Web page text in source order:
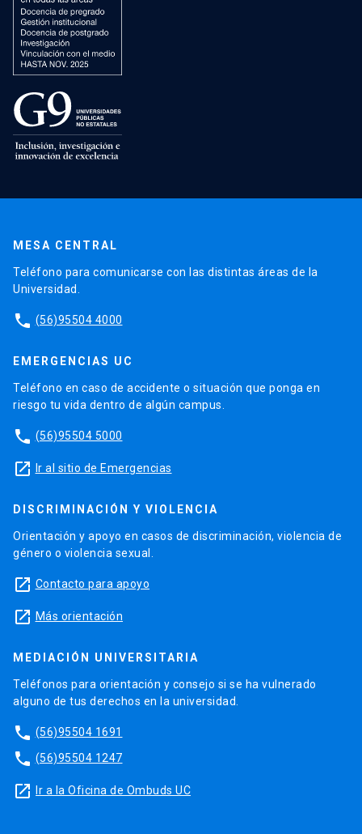
MESA CENTRAL
Teléfono para comunicarse con las distintas áreas de la
Universidad.
phone (56)95504 4000
EMERGENCIAS UC
Teléfono en caso de accidente o situación que ponga en
riesgo tu vida dentro de algún campus.
phone (56)95504 5000
launch Ir al sitio de Emergencias
DISCRIMINACIÓN Y VIOLENCIA
Orientación y apoyo en casos de discriminación, violencia de
género o violencia sexual.
launch Contacto para apoyo
launch Más orientación
MEDIACIÓN UNIVERSITARIA
Teléfonos para orientación y consejo si se ha vulnerado
alguno de tus derechos en la universidad.
phone (56)95504 1691
phone (56)95504 1247
launch Ir a la Oficina de Ombuds UC